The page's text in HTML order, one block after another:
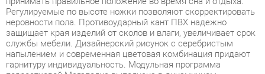
напылением и современная цветовая комбинация придают
гарнитуру индивидуальность. Модульная программа
подростковой Мегаполис выполнена в динамичном
современном стиле и подходит для разной возрастной
аудитории. Широкий модульный ряд позволяет создавать
многофункциональные интерьеры для подростков, где
спальня будет одновременно гостиной и кабинетом.